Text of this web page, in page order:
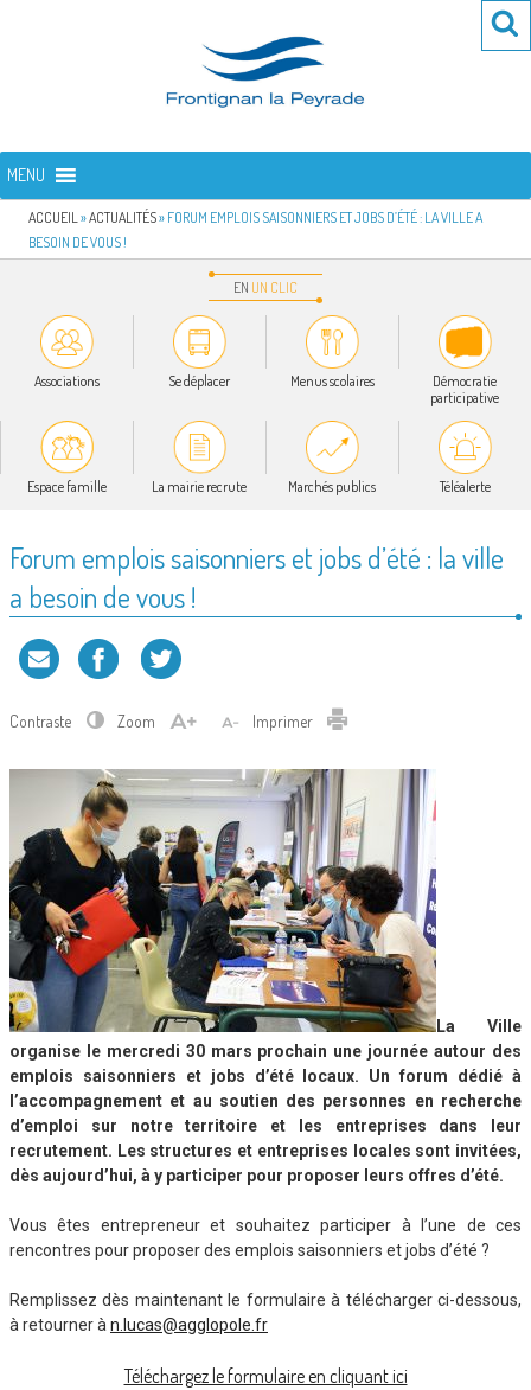
FRONTIGNAN LA PEYRADE
MENU
ACCUEIL »ACTUALITÉS» FORUM EMPLOIS SAISONNIERS ET JOBS D’ÉTÉ : LA VILLE A
BESOIN DE VOUS !
EN UN CLIC
Associations Se déplacer Menus scolaires
Démocratie
participative
Espace famille La mairie recrute Marchés publics Téléalerte
Forum emplois saisonniers et jobs d’été : la ville
a besoin de vous !
Contraste Zoom Imprimer
La Ville
organise le mercredi 30 mars prochain une journée autour des
emplois saisonniers et jobs d’été locaux. Un forum dédié à
l’accompagnement et au soutien des personnes en recherche
d’emploi sur notre territoire et les entreprises dans leur
recrutement. Les structures et entreprises locales sont invitées,
dès aujourd’hui, à y participer pour proposer leurs offres d’été.
Vous êtes entrepreneur et souhaitez participer à l’une de ces
rencontres pour proposer des emplois saisonniers et jobs d’été ?
Remplissez dès maintenant le formulaire à télécharger ci-dessous,
à retourner à n.lucas@agglopole.fr
Téléchargez le formulaire en cliquant ici